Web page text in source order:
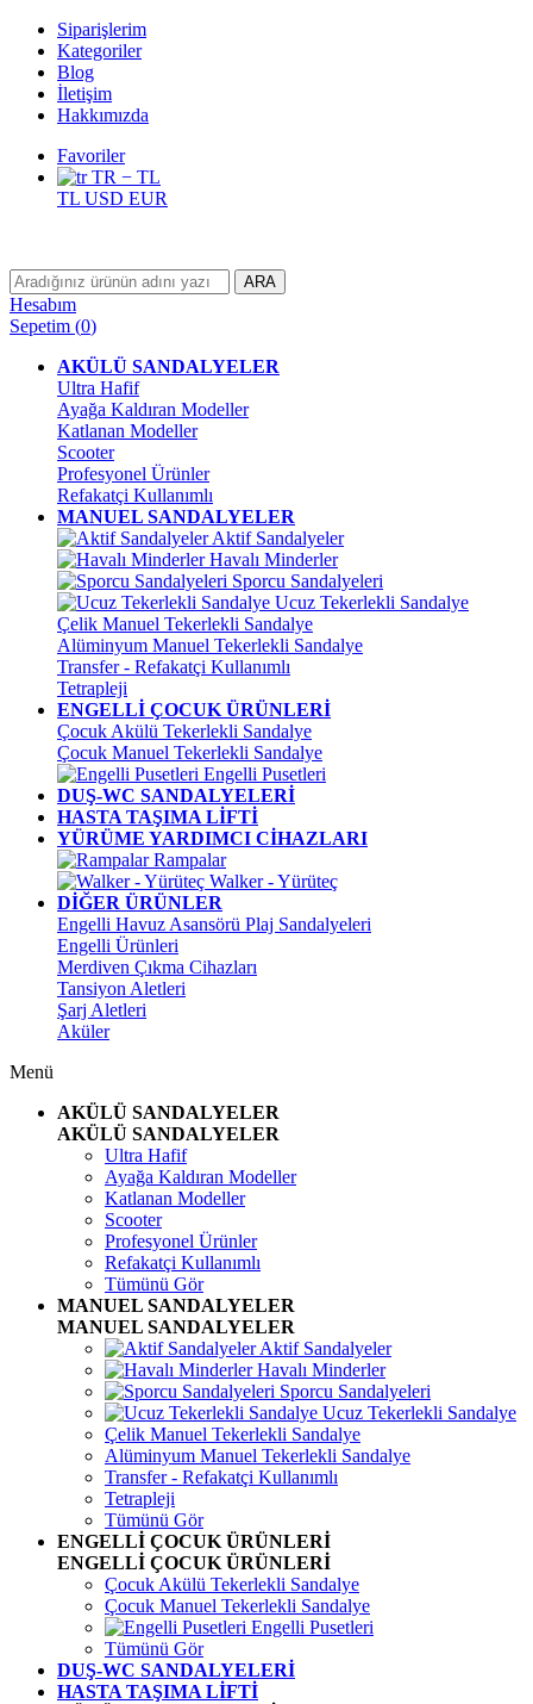
Siparişlerim
Kategoriler
Blog
İletişim
Hakkımızda
Favoriler
TR − TL
TL USD EUR
ARA
Hesabım
Sepetim (0)
AKÜLÜ SANDALYELER
Ultra Hafif
Ayağa Kaldıran Modeller
Katlanan Modeller
Scooter
Profesyonel Ürünler
Refakatçi Kullanımlı
MANUEL SANDALYELER
Aktif Sandalyeler
Havalı Minderler
Sporcu Sandalyeleri
Ucuz Tekerlekli Sandalye
Çelik Manuel Tekerlekli Sandalye
Alüminyum Manuel Tekerlekli Sandalye
Transfer - Refakatçi Kullanımlı
Tetrapleji
ENGELLİ ÇOCUK ÜRÜNLERİ
Çocuk Akülü Tekerlekli Sandalye
Çocuk Manuel Tekerlekli Sandalye
Engelli Pusetleri
DUŞ-WC SANDALYELERİ
HASTA TAŞIMA LİFTİ
YÜRÜME YARDIMCI CİHAZLARI
Rampalar
Walker - Yürüteç
DİĞER ÜRÜNLER
Engelli Havuz Asansörü Plaj Sandalyeleri
Engelli Ürünleri
Merdiven Çıkma Cihazları
Tansiyon Aletleri
Şarj Aletleri
Aküler
Menü
AKÜLÜ SANDALYELER
AKÜLÜ SANDALYELER
Ultra Hafif
Ayağa Kaldıran Modeller
Katlanan Modeller
Scooter
Profesyonel Ürünler
Refakatçi Kullanımlı
Tümünü Gör
MANUEL SANDALYELER
MANUEL SANDALYELER
Aktif Sandalyeler
Havalı Minderler
Sporcu Sandalyeleri
Ucuz Tekerlekli Sandalye
Çelik Manuel Tekerlekli Sandalye
Alüminyum Manuel Tekerlekli Sandalye
Transfer - Refakatçi Kullanımlı
Tetrapleji
Tümünü Gör
ENGELLİ ÇOCUK ÜRÜNLERİ
ENGELLİ ÇOCUK ÜRÜNLERİ
Çocuk Akülü Tekerlekli Sandalye
Çocuk Manuel Tekerlekli Sandalye
Engelli Pusetleri
Tümünü Gör
DUŞ-WC SANDALYELERİ
HASTA TAŞIMA LİFTİ